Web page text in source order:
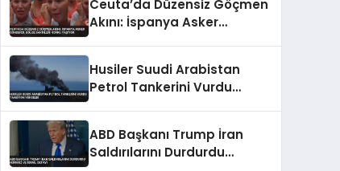
Ceuta’da Düzensiz Göçmen
Akını: İspanya Asker
Husiler Suudi Arabistan
Petrol Tankerini Vurdu
ABD Başkanı Trump İran
Saldırılarını Durdurdu